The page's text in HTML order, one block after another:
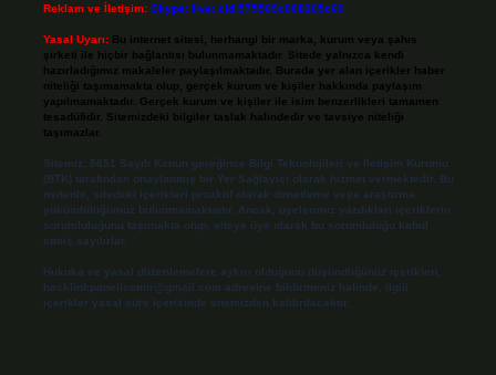
Reklam ve İletişim: Skype: live:.cid.575569c608265c69
Yasal Uyarı: Bu internet sitesi, herhangi bir marka, kurum veya şahıs
şirketi ile hiçbir bağlantısı bulunmamaktadır. Sitede yalnızca kendi
hazırladığımız makaleler paylaşılmaktadır. Burada yer alan içerikler haber
niteliği taşımamakta olup, gerçek kurum ve kişiler hakkında paylaşım
yapılmamaktadır. Gerçek kurum ve kişiler ile isim benzerlikleri tamamen
tesadüfidir. Sitemizdeki bilgiler taslak halindedir ve tavsiye niteliği
taşımazlar.
Sitemiz, 5651 Sayılı Kanun gereğince Bilgi Teknolojileri ve İletişim Kurumu
(BTK) tarafından onaylanmış bir Yer Sağlayıcı olarak hizmet vermektedir. Bu
nedenle, sitedeki içerikleri proaktif olarak denetleme veya araştırma
yükümlülüğümüz bulunmamaktadır. Ancak, üyelerimiz yazdıkları içeriklerin
sorumluluğunu taşımakta olup, siteye üye olarak bu sorumluluğu kabul
etmiş sayılırlar.
Hukuka ve yasal düzenlemelere aykırı olduğunu düşündüğünüz içerikleri,
backlinkpanelicomtr@gmail.com adresine bildirmeniz halinde, ilgili
içerikler yasal süre içerisinde sitemizden kaldırılacaktır.